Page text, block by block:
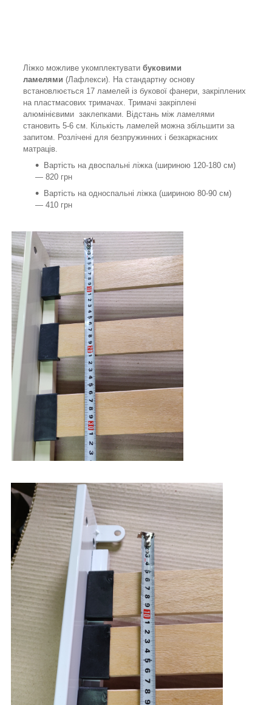
Ліжко можливе укомплектувати буковими
ламелями (Лафлекси). На стандартну основу
встановлюється 17 ламелей із букової фанери, закріплених
на пластмасових тримачах. Тримачі закріплені
алюмінієвими заклепками. Відстань між ламелями
становить 5-6 см. Кількість ламелей можна збільшити за
запитом. Розлічені для безпружинних і безкаркасних
матраців.
Вартість на двоспальні ліжка (шириною 120-180 см)
— 820 грн
Вартість на односпальні ліжка (шириною 80-90 см)
— 410 грн